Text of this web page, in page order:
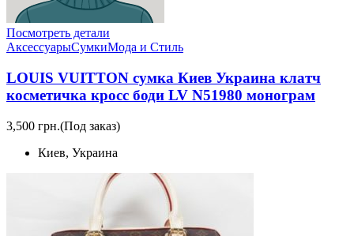
Посмотреть детали
АксессуарыСумкиМода и Стиль
LOUIS VUITTON сумка Киев Украина клатч
косметичка кросс боди LV N51980 монограм
3,500 грн.(Под заказ)
Киев, Украина